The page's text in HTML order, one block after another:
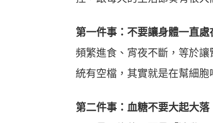
第一件事：不要讓身體一直
頻繁進食、宵夜不斷，等於
統有空檔，其實就是在幫細胞
第二件事：血糖不要大起大落